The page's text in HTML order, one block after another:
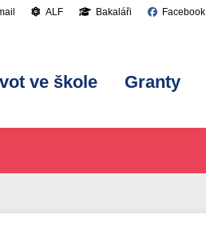
ALF Bakaláři Facebook
ve škole Granty